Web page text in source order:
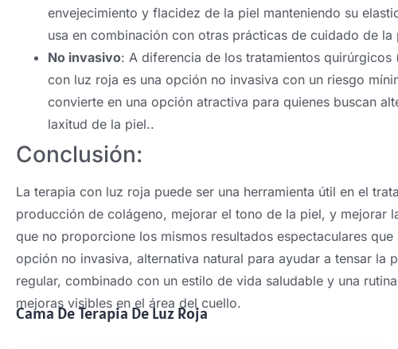
envejecimiento y flacidez de la piel manteniendo su
usa en combinación con otras prácticas de cuidado de
No invasivo: A diferencia de los tratamientos
con luz roja es una opción no invasiva con un riesgo
convierte en una opción atractiva para quienes buscan
laxitud de la piel..
Conclusión:
La terapia con luz roja puede ser una herramienta útil en el
producción de colágeno, mejorar el tono de la piel, y mejorar
que no proporcione los mismos resultados espectaculares
opción no invasiva, alternativa natural para ayudar a tensar la
regular, combinado con un estilo de vida saludable y una
mejoras visibles en el área del cuello.
Cama De Terapia De Luz Roja